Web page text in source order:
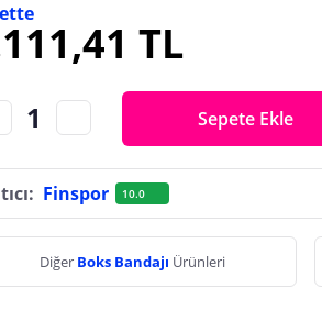
TL
Sepete Ekle
Finspor 10.0
Diğer Boks Bandajı Ürünleri